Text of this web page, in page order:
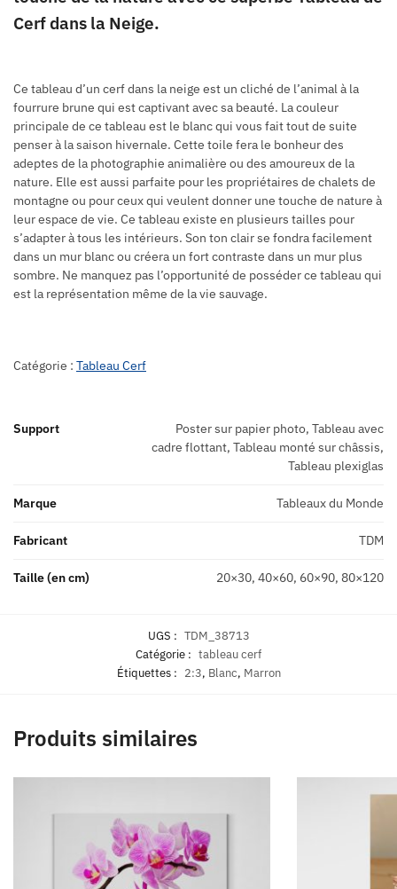
Cerf dans la Neige.
Ce tableau d’un cerf dans la neige est un cliché de l’animal à la
fourrure brune qui est captivant avec sa beauté. La couleur
principale de ce tableau est le blanc qui vous fait tout de suite
penser à la saison hivernale. Cette toile fera le bonheur des
adeptes de la photographie animalière ou des amoureux de la
nature. Elle est aussi parfaite pour les propriétaires de chalets de
montagne ou pour ceux qui veulent donner une touche de nature à
leur espace de vie. Ce tableau existe en plusieurs tailles pour
s’adapter à tous les intérieurs. Son ton clair se fondra facilement
dans un mur blanc ou créera un fort contraste dans un mur plus
sombre. Ne manquez pas l’opportunité de posséder ce tableau qui
est la représentation même de la vie sauvage.
Catégorie : Tableau Cerf
Support
Poster sur papier photo, Tableau avec
cadre flottant, Tableau monté sur châssis,
Tableau plexiglas
Marque Tableaux du Monde
Fabricant TDM
Taille (en cm) 20×30, 40×60, 60×90, 80×120
UGS : TDM_38713
Catégorie : tableau cerf
Étiquettes : 2:3, Blanc, Marron
Produits similaires